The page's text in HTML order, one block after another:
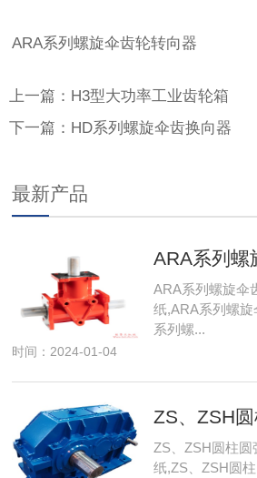
ARA系列螺旋伞齿轮转向器
上一篇：H3型大功率工业齿轮箱
下一篇：HD系列螺旋伞齿换向器
最新产品
ARA系列螺
ARA系列螺旋伞
纸,ARA系列螺
系列螺...
时间：2024-01-04
ZS、ZSH圆柱圆
纸,ZS、ZSH圆